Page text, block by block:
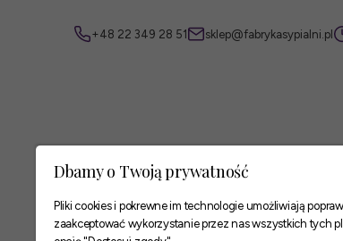
+48 22 349 28 51 sklep@fabrykasypialni.pl
Dbamy o Twoją prywatność
Pliki cookies i pokrewne im technologie umożliwiają
zaakceptować wykorzystanie przez nas wszystkich tych